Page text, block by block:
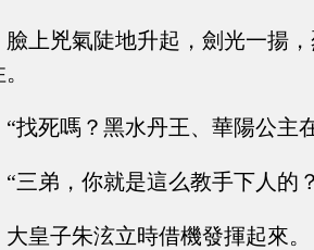
臉上兇氣陡地升起，劍光一揚
“找死嗎？黑水丹王、華陽公主
“三弟，你就是這么教手下人的
大皇子朱泫立時借機發揮起來。